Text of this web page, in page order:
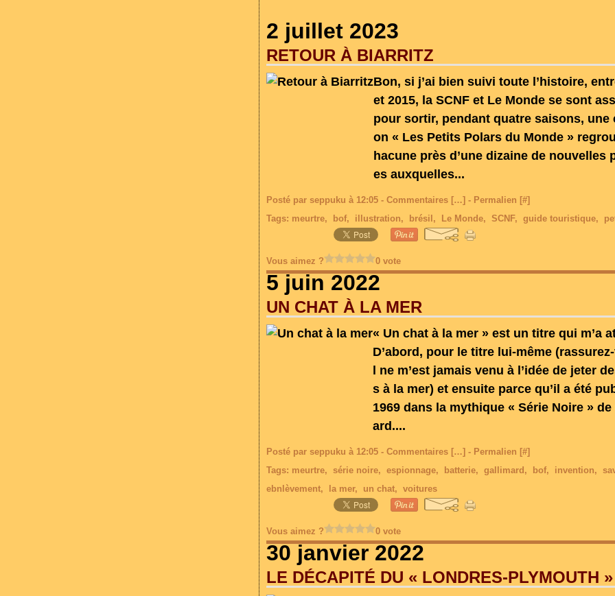
2 juillet 2023
RETOUR À BIARRITZ
Bon, si j’ai bien suivi toute l’histoire,
et 2015, la SCNF et Le Monde se sont
pour sortir, pendant quatre saisons, une
on « Les Petits Polars du Monde »
hacune près d’une dizaine de nouvelles
es auxquelles...
Posté par seppuku à 12:05 - Commentaires […] - Permalien [#]
Tags: meurtre, bof, illustration, brésil , Le Monde, SCNF, guide touristique,
Vous aimez ? 0 vote
5 juin 2022
UN CHAT À LA MER
« Un chat à la mer » est un titre qui m’a
D’abord, pour le titre lui-même
l ne m’est jamais venu à l’idée de jeter
s à la mer) et ensuite parce qu’il a été
1969 dans la mythique « Série Noire » de
ard....
Posté par seppuku à 12:05 - Commentaires […] - Permalien [#]
Tags: meurtre, série noire, espionnage, batterie, gallimard , bof, invention,
ebnlèvement, la mer, un chat, voitures
Vous aimez ? 0 vote
30 janvier 2022
LE DÉCAPITÉ DU « LONDRES-PLYMOUTH »